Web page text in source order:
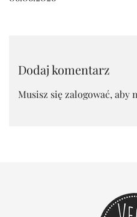
Dodaj komentarz
Musisz sięzalogować, aby